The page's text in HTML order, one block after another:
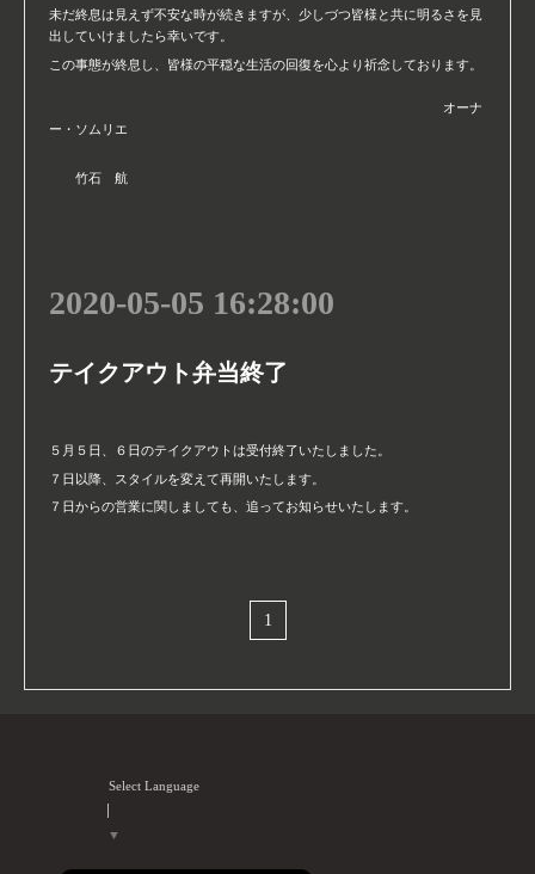
未だ終息は見えず不安な時が続きますが、少しづつ皆様と共に明るさを見
出していけましたら幸いです。
この事態が終息し、皆様の平穏な生活の回復を心より祈念しております。
オーナ
ー・ソムリエ
竹石 航
2020-05-05 16:28:00
テイクアウト弁当終了
５月５日、６日のテイクアウトは受付終了いたしました。
７日以降、スタイルを変えて再開いたします。
７日からの営業に関しましても、追ってお知らせいたします。
1
Select Language
▼